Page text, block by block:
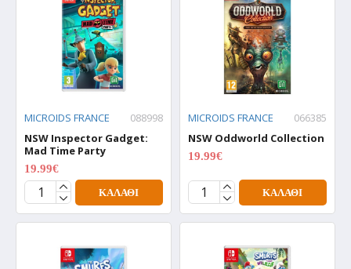
MICROIDS FRANCE
088998
NSW Inspector Gadget:
Mad Time Party
19.99€
ΚΑΛΆΘΙ
MICROIDS FRANCE
066385
NSW Oddworld Collection
19.99€
ΚΑΛΆΘΙ